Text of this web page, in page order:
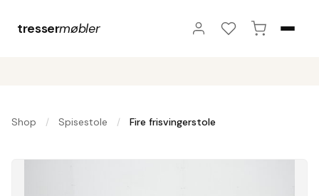
tressermøbler
Shop / Spisestole / Fire frisvingerstole